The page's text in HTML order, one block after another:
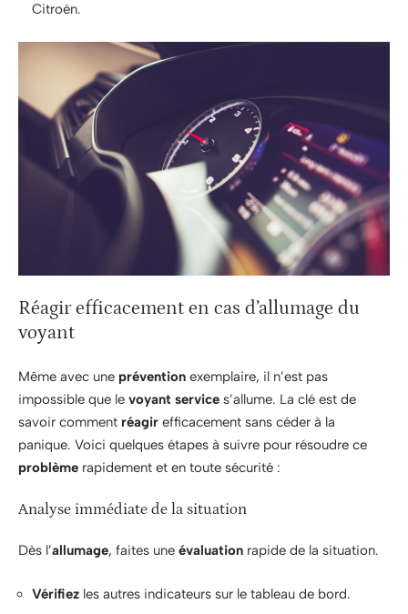
Citroën.
Réagir efficacement en cas d’allumage du
voyant
Même avec une prévention exemplaire, il n’est pas
impossible que le voyant service s’allume. La clé est de
savoir comment réagir efficacement sans céder à la
panique. Voici quelques étapes à suivre pour résoudre ce
problème rapidement et en toute sécurité :
Analyse immédiate de la situation
Dès l’allumage, faites une évaluation rapide de la situation.
Vérifiez les autres indicateurs sur le tableau de bord.